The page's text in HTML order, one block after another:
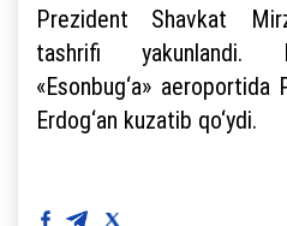
Prezident Shavkat
tashrifi yakunlandi.
«Esonbug‘a»
Erdog‘an kuzatib qo‘ydi.